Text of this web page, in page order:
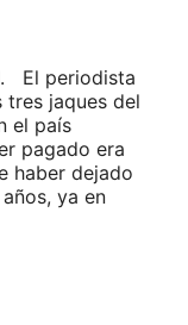
El periodista
jaques del
el país
pagado era
haber dejado
ya en